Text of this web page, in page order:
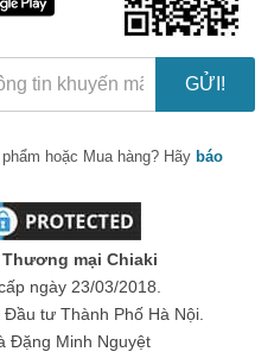
GỬI!
hoặc Mua hàng? Hãy báo
mại Chiaki
ngày 23/03/2018.
tư Thành Phố Hà Nội.
Đặng Minh Nguyệt